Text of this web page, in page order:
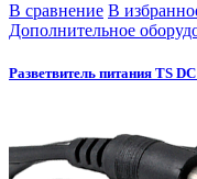
В сравнение В
Дополнительное
Разветвитель питания TS